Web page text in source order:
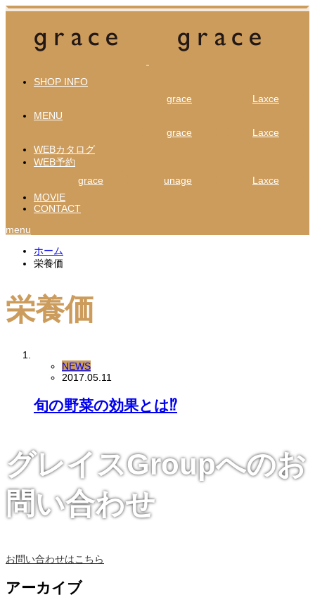
SHOP INFO
grace
Laxce
MENU
grace
Laxce
WEBカタログ
WEB予約
grace
unage
Laxce
MOVIE
CONTACT
menu
ホーム
栄養価
栄養価
NEWS
2017.05.11
旬の野菜の効果とは⁉︎
グレイスGroupへのお
問い合わせ
お問い合わせはこちら
アーカイブ